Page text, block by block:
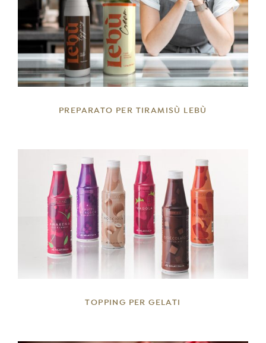
DETTAGLI
PREPARATO PER TIRAMISÙ LEBÙ
DETTAGLI
TOPPING PER GELATI